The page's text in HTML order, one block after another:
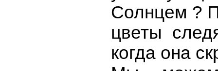
Солнцем ?
цветы
когда она